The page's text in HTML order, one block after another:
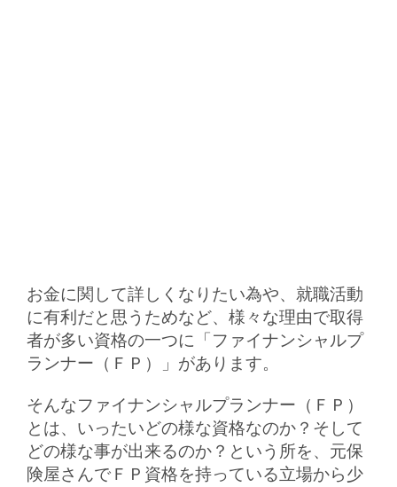
お金に関して詳しくなりたい為や、就職活動
に有利だと思うためなど、様々な理由で取得
者が多い資格の一つに「ファイナンシャルプ
ランナー（ＦＰ）」があります。
そんなファイナンシャルプランナー（ＦＰ）
とは、いったいどの様な資格なのか？そして
どの様な事が出来るのか？という所を、元保
険屋さんでＦＰ資格を持っている立場から少